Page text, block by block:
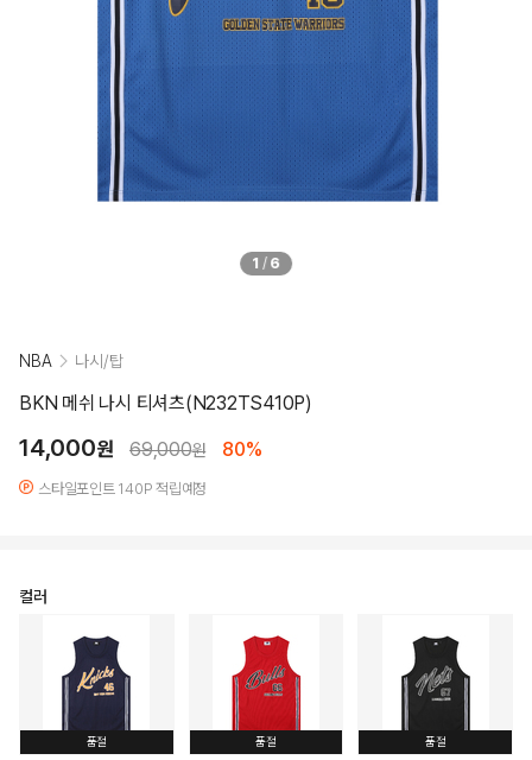
1 / 6
NBA 나시/탑
BKN 메쉬 나시 티셔츠(N232TS410P)
14,000원 69,000원 80%
스타일포인트 140P 적립예정
컬러
품절 품절 품절